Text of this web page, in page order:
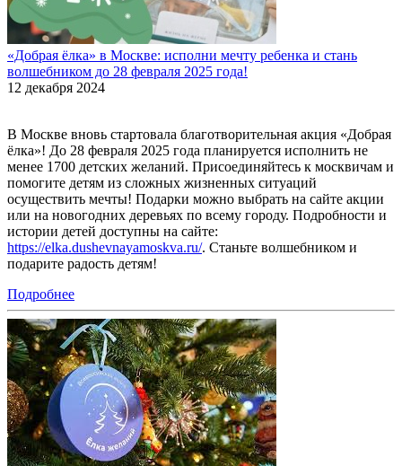
«Добрая ёлка» в Москве: исполни мечту ребенка и стань
волшебником до 28 февраля 2025 года!
12 декабря 2024
В Москве вновь стартовала благотворительная акция «Добрая
ёлка»! До 28 февраля 2025 года планируется исполнить не
менее 1700 детских желаний. Присоединяйтесь к москвичам и
помогите детям из сложных жизненных ситуаций
осуществить мечты! Подарки можно выбрать на сайте акции
или на новогодних деревьях по всему городу. Подробности и
истории детей доступны на сайте:
https://elka.dushevnayamoskva.ru/. Станьте волшебником и
подарите радость детям!
Подробнее